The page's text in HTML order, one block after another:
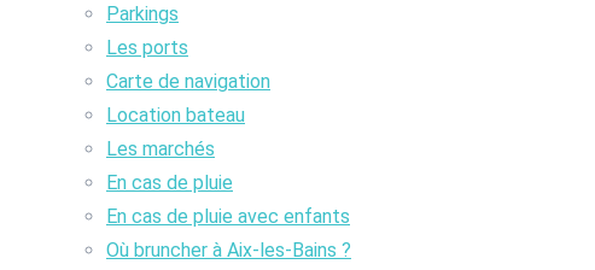
Parkings
Les ports
Carte de navigation
Location bateau
Les marchés
En cas de pluie
En cas de pluie avec enfants
Où bruncher à Aix-les-Bains ?